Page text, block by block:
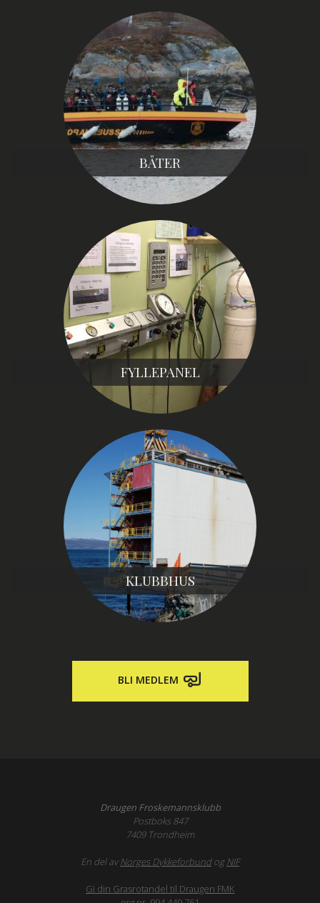
BÅTER
FYLLEPANEL
KLUBBHUS
BLI MEDLEM
Draugen Froskemannsklubb
Postboks 847
7409 Trondheim
En del avNorges DykkeforbundogNIF
Gi din Grasrotandel til Draugen FMK